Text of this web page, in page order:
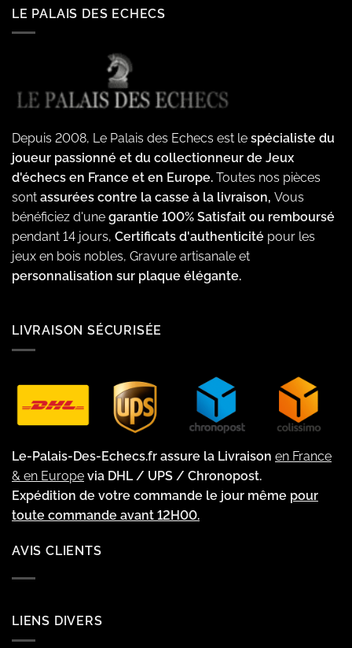
LE PALAIS DES ECHECS
Depuis 2008, Le Palais des Echecs est le spécialiste du
joueur passionné et du collectionneur de Jeux
d'échecs en France et en Europe. Toutes nos pièces
sont assurées contre la casse à la livraison, Vous
bénéficiez d'une garantie 100% Satisfait ou remboursé
pendant 14 jours, Certificats d'authenticité pour les
jeux en bois nobles, Gravure artisanale et
personnalisation sur plaque élégante.
LIVRAISON SÉCURISÉE
Le-Palais-Des-Echecs.fr assure la Livraison en France
& en Europe via DHL / UPS / Chronopost.
Expédition de votre commande le jour même pour
toute commande avant 12H00.
AVIS CLIENTS
LIENS DIVERS